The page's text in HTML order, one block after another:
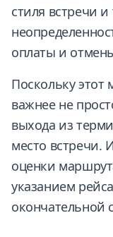
стиля встречи
оплаты и
Поскольку этот
важнее не
выхода из
место встречи.
оценки
указанием
окончательной